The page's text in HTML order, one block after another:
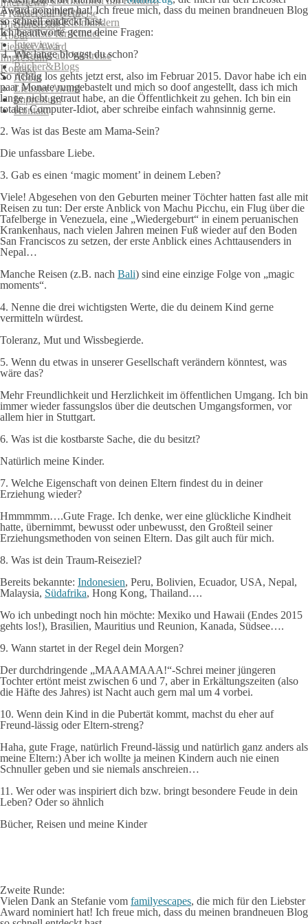
Interviews
4 Kinder auf Weltreise
Bücher&Blogs
About
Liebster Award
Impressum
Kontakt
Besser schlafen
Reisen mit Kleinkindern
Packliste für Kinder
Interviews
4 Kinder auf Weltreise
Bücher&Blogs
About
Liebster Award
Impressum
Kontakt
Award nominiert hat! Ich freue mich, dass du meinen brandneuen Blog
so schnell entdeckt hast.
Ich beantworte gerne deine Fragen:
1. Wie lange bloggst du schon?
So richtig los gehts jetzt erst, also im Februar 2015. Davor habe ich ein
paar Monate rumgebastelt und mich so doof angestellt, dass ich mich
lange nicht getraut habe, an die Öffentlichkeit zu gehen. Ich bin ein
totaler Computer-Idiot, aber schreibe einfach wahnsinnig gerne.
2. Was ist das Beste am Mama-Sein?
Die unfassbare Liebe.
3. Gab es einen ‘magic moment’ in deinem Leben?
Viele! Abgesehen von den Geburten meiner Töchter hatten fast alle mit
Reisen zu tun: Der erste Anblick von Machu Picchu, ein Flug über die
Tafelberge in Venezuela, eine „Wiedergeburt“ in einem peruanischen
Krankenhaus, nach vielen Jahren meinen Fuß wieder auf den Boden
San Franciscos zu setzen, der erste Anblick eines Achttausenders in
Nepal…
Manche Reisen (z.B. nach Bali) sind eine einzige Folge von „magic
moments“.
4. Nenne die drei wichtigsten Werte, die du deinem Kind gerne
vermitteln würdest.
Toleranz, Mut und Wissbegierde.
5. Wenn du etwas in unserer Gesellschaft verändern könntest, was
wäre das?
Mehr Freundlichkeit und Herzlichkeit im öffentlichen Umgang. Ich bin
immer wieder fassungslos über die deutschen Umgangsformen, vor
allem hier in Stuttgart.
6. Was ist die kostbarste Sache, die du besitzt?
Natürlich meine Kinder.
7. Welche Eigenschaft von deinen Eltern findest du in deiner
Erziehung wieder?
Hmmmmm….Gute Frage. Ich denke, wer eine glückliche Kindheit
hatte, übernimmt, bewusst oder unbewusst, den Großteil seiner
Erziehungsmethoden von seinen Eltern. Das gilt auch für mich.
8. Was ist dein Traum-Reiseziel?
Bereits bekannte: Indonesien, Peru, Bolivien, Ecuador, USA, Nepal,
Malaysia, Südafrika, Hong Kong, Thailand….
Wo ich unbedingt noch hin möchte: Mexiko und Hawaii (Endes 2015
gehts los!), Brasilien, Mauritius und Reunion, Kanada, Südsee….
9. Wann startet in der Regel dein Morgen?
Der durchdringende „MAAAMAAA!“-Schrei meiner jüngeren
Tochter ertönt meist zwischen 6 und 7, aber in Erkältungszeiten (also
die Häfte des Jahres) ist Nacht auch gern mal um 4 vorbei.
10. Wenn dein Kind in die Pubertät kommt, machst du eher auf
Freund-lässig oder Eltern-streng?
Haha, gute Frage, natürlich Freund-lässig und natürlich ganz anders als
meine Eltern:) Aber ich wollte ja meinen Kindern auch nie einen
Schnuller geben und sie niemals anschreien…
11. Wer oder was inspiriert dich bzw. bringt besondere Feude in dein
Leben? Oder so ähnlich
Bücher, Reisen und meine Kinder
Zweite Runde:
Vielen Dank an Stefanie vom familyescapes, die mich für den Liebster
Award nominiert hat! Ich freue mich, dass du meinen brandneuen Blog